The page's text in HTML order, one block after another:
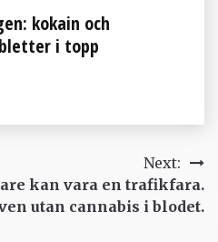
kokain och
i topp
Next:
kan vara en trafikfara.
utan cannabis i blodet.